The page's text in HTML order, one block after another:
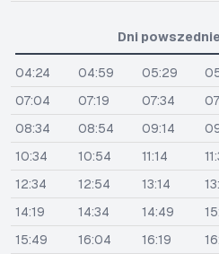
Dni
04:24 04:59 05:29
07:04
07:19 07:34
08:34
08:54 09:14
10:34
10:54 11:14
12:34
12:54 13:14
14:19
14:34 14:49
15:49
16:04 16:19